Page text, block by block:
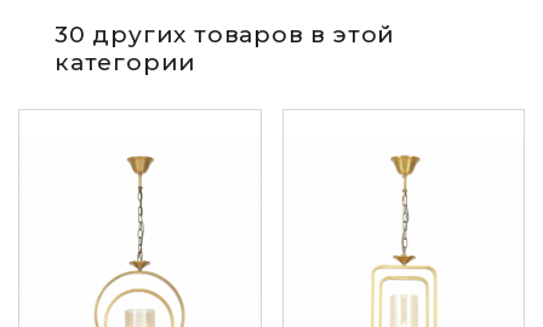
30 других товаров в этой
категории